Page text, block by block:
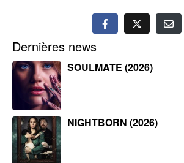
Dernières news
SOULMATE (2026)
NIGHTBORN (2026)